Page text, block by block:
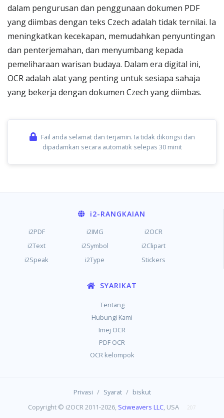
dalam pengurusan dan penggunaan dokumen PDF
yang diimbas dengan teks Czech adalah tidak ternilai. Ia
meningkatkan kecekapan, memudahkan penyuntingan
dan penterjemahan, dan menyumbang kepada
pemeliharaan warisan budaya. Dalam era digital ini,
OCR adalah alat yang penting untuk sesiapa sahaja
yang bekerja dengan dokumen Czech yang diimbas.
Fail anda selamat dan terjamin. Ia tidak dikongsi dan
dipadamkan secara automatik selepas 30 minit
i2-RANGKAIAN
i2PDF i2IMG
i2OCR
i2Text
i2Symbol
i2Clipart
i2Speak
i2Type Stickers
SYARIKAT
Tentang
Hubungi Kami
Imej OCR
PDF OCR
OCR kelompok
Privasi / Syarat / biskut
Copyright © i2OCR 2011-2026, Sciweavers LLC, USA 207